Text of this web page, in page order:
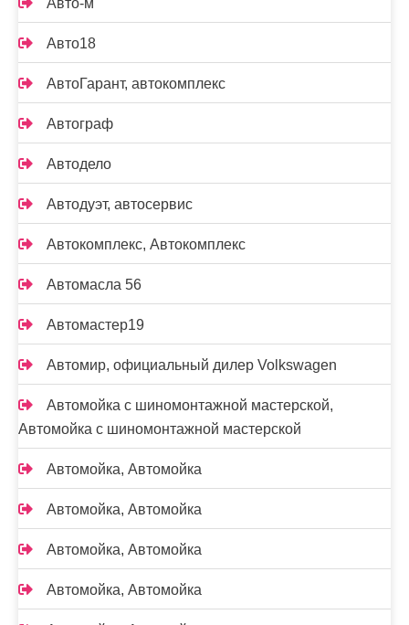
Авто-м
Авто18
АвтоГарант, автокомплекс
Автограф
Автодело
Автодуэт, автосервис
Автокомплекс, Автокомплекс
Автомасла 56
Автомастер19
Автомир, официальный дилер Volkswagen
Автомойка с шиномонтажной мастерской,
Автомойка с шиномонтажной мастерской
Автомойка, Автомойка
Автомойка, Автомойка
Автомойка, Автомойка
Автомойка, Автомойка